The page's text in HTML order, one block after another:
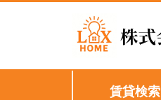
賃貸検索